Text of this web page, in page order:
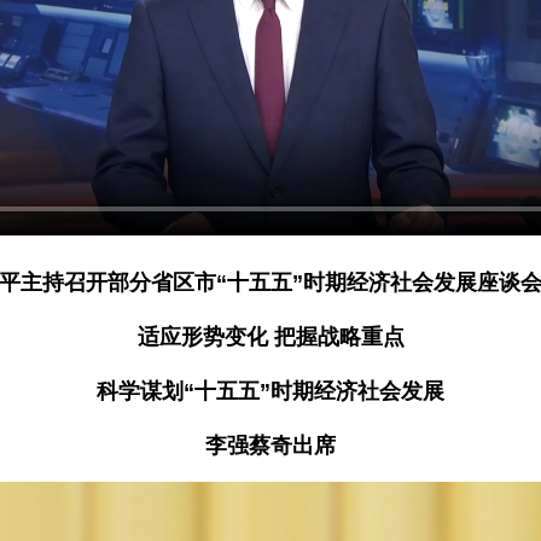
主持召开部分省区市“十五五”时期经济社会发展座谈
适应形势变化 把握战略重点
科学谋划“十五五”时期经济社会发展
李强蔡奇出席